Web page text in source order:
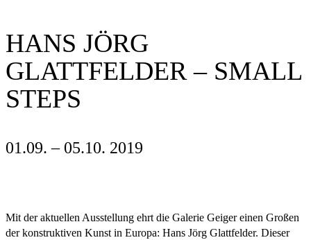
HANS JÖRG
GLATTFELDER – SMALL
STEPS
01.09. – 05.10. 2019
Mit der aktuellen Ausstellung ehrt die Galerie Geiger einen Großen
der konstruktiven Kunst in Europa: Hans Jörg Glattfelder. Dieser